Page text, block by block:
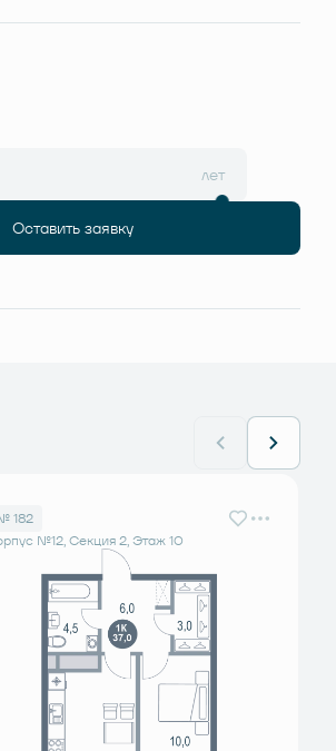
лет
Оставить заявку
182
№12, Секция 2, Этаж 10